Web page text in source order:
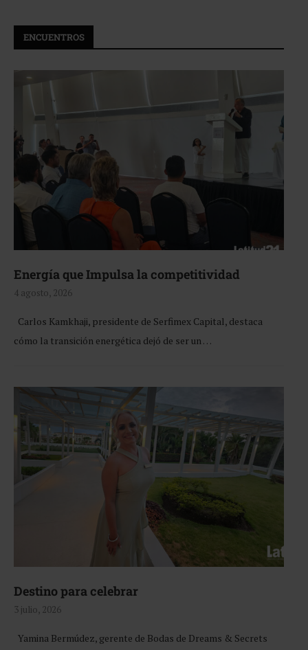
ENCUENTROS
Energía que Impulsa la competitividad
4 agosto, 2026
Carlos Kamkhaji, presidente de Serfimex Capital, destaca
cómo la transición energética dejó de ser un …
Destino para celebrar
3 julio, 2026
Yamina Bermúdez, gerente de Bodas de Dreams & Secrets